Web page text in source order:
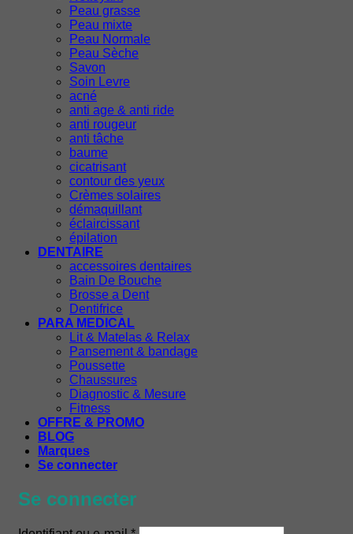
Peau grasse
Peau mixte
Peau Normale
Peau Sèche
Savon
Soin Levre
acné
anti age & anti ride
anti rougeur
anti tâche
baume
cicatrisant
contour des yeux
Crèmes solaires
démaquillant
éclaircissant
épilation
DENTAIRE
accessoires dentaires
Bain De Bouche
Brosse a Dent
Dentifrice
PARA MEDICAL
Lit & Matelas & Relax
Pansement & bandage
Poussette
Chaussures
Diagnostic & Mesure
Fitness
OFFRE & PROMO
BLOG
Marques
Se connecter
Se connecter